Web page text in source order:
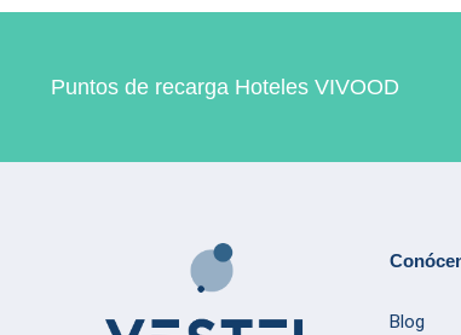
Puntos de recarga Hoteles VIVOOD
Blog